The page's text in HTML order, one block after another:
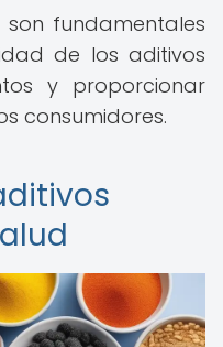
son fundamentales
de los aditivos
y proporcionar
consumidores.